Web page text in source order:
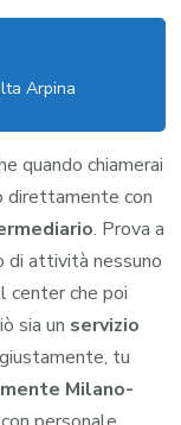
Arpina
quando chiamerai
con
. Prova a
di attività nessuno
center che poi
sia un servizio
tu
Milano-